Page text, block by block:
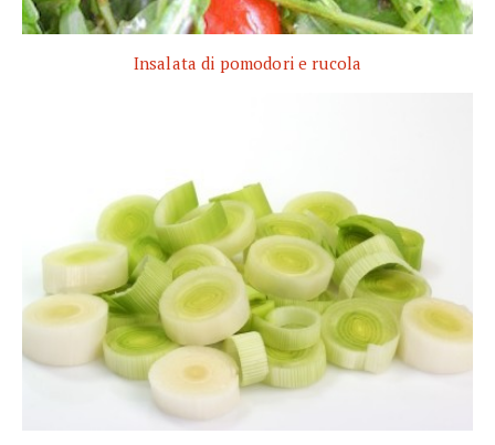
Insalata di pomodori e rucola